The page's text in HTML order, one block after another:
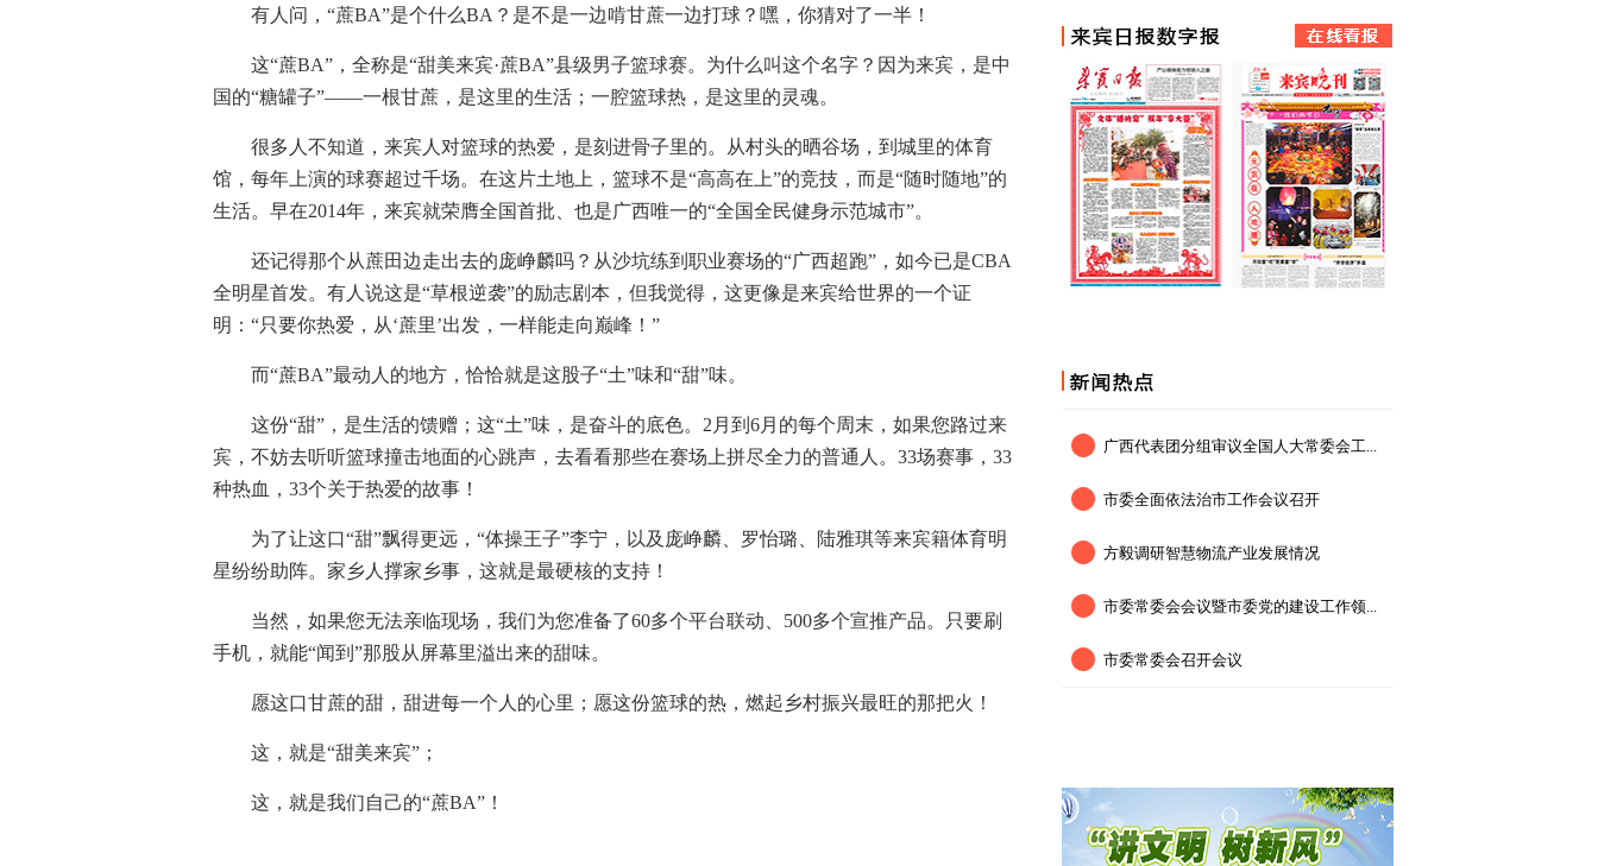
有人问，“蔗BA”是个什么BA？是不是一边啃甘蔗一边打球？嘿，你猜对了一半！
这“蔗BA”，全称是“甜美来宾·蔗BA”县级男子篮球赛。为什么叫这个名字？因为来宾，是中
国的“糖罐子”——一根甘蔗，是这里的生活；一腔篮球热，是这里的灵魂。
很多人不知道，来宾人对篮球的热爱，是刻进骨子里的。从村头的晒谷场，到城里的体育
馆，每年上演的球赛超过千场。在这片土地上，篮球不是“高高在上”的竞技，而是“随时随地”的
生活。早在2014年，来宾就荣膺全国首批、也是广西唯一的“全国全民健身示范城市”。
还记得那个从蔗田边走出去的庞峥麟吗？从沙坑练到职业赛场的“广西超跑”，如今已是CBA
全明星首发。有人说这是“草根逆袭”的励志剧本，但我觉得，这更像是来宾给世界的一个证
明：“只要你热爱，从‘蔗里’出发，一样能走向巅峰！”
而“蔗BA”最动人的地方，恰恰就是这股子“土”味和“甜”味。
这份“甜”，是生活的馈赠；这“土”味，是奋斗的底色。2月到6月的每个周末，如果您路过来
宾，不妨去听听篮球撞击地面的心跳声，去看看那些在赛场上拼尽全力的普通人。33场赛事，33
种热血，33个关于热爱的故事！
为了让这口“甜”飘得更远，“体操王子”李宁，以及庞峥麟、罗怡璐、陆雅琪等来宾籍体育明
星纷纷助阵。家乡人撑家乡事，这就是最硬核的支持！
当然，如果您无法亲临现场，我们为您准备了60多个平台联动、500多个宣推产品。只要刷
手机，就能“闻到”那股从屏幕里溢出来的甜味。
愿这口甘蔗的甜，甜进每一个人的心里；愿这份篮球的热，燃起乡村振兴最旺的那把火！
这，就是“甜美来宾”；
这，就是我们自己的“蔗BA”！
广西代表团分组审议全国人大常委会工...
市委全面依法治市工作会议召开
方毅调研智慧物流产业发展情况
市委常委会会议暨市委党的建设工作领...
市委常委会召开会议